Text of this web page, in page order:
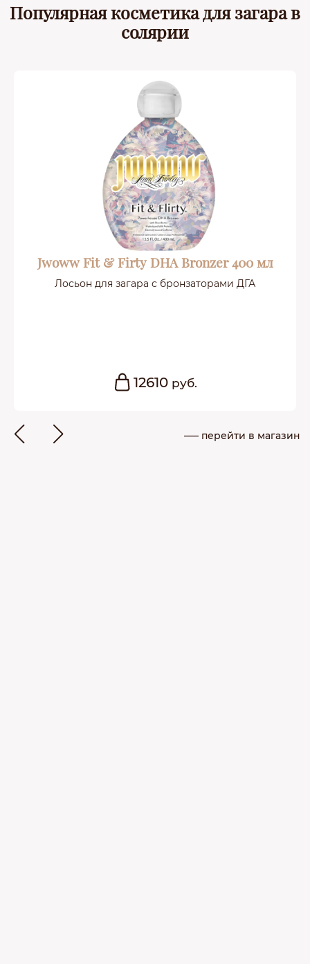
Популярная косметика для загара в
солярии
Jwoww Fit & Firty DHA Bronzer 400 мл
Лосьон для загара с бронзаторами ДГА
12610 руб.
––– перейти в магазин